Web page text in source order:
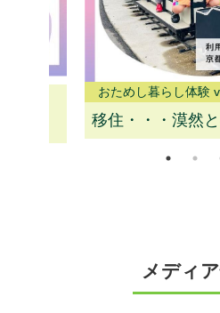
おためし暮らし体験
移住・・・漠然
メディ